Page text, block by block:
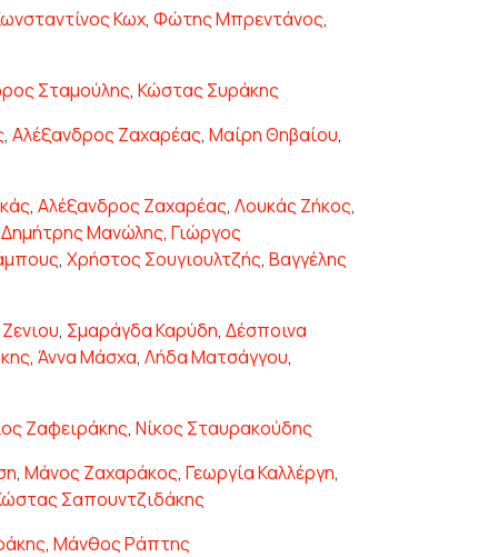
Κωχ, Φώτης Μπρεντάνος,
Σταμούλης, Κώστας Συράκης
, Αλέξανδρος Ζαχαρέας, Μαίρη Θηβαίου,
, Αλέξανδρος Ζαχαρέας, Λουκάς Ζήκος,
Δημήτρης Μανώλης, Γιώργος
, Χρήστος Σουγιουλτζής, Βαγγέλης
, Σμαράγδα Καρύδη, Δέσποινα
, Άννα Μάσχα, Λήδα Ματσάγγου,
Ζαφειράκης, Νίκος Σταυρακούδης
, Μάνος Ζαχαράκος, Γεωργία Καλλέργη,
Σαπουντζιδάκης
, Μάνθος Ράπτης